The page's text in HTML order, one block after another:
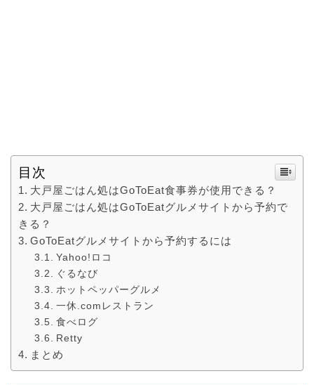
目次
大戸屋ごはん処はGoToEat食事券が使用できる？
大戸屋ごはん処はGoToEatグルメサイトから予約で
きる？
GoToEatグルメサイトから予約するには
Yahoo!ロコ
ぐるなび
ホットペッパーグルメ
一休.comレストラン
食べログ
Retty
まとめ